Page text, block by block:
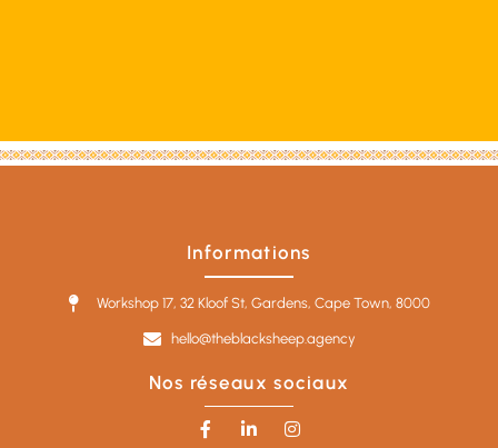
Informations
Workshop 17, 32 Kloof St, Gardens, Cape Town, 8000
hello@theblacksheep.agency
Nos réseaux sociaux